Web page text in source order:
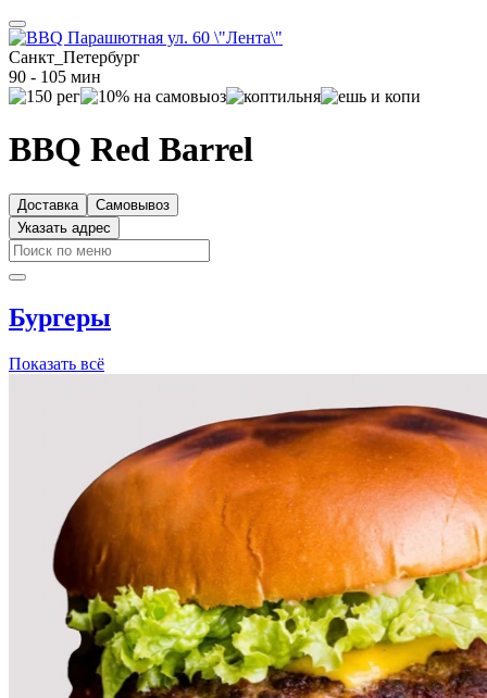
Санкт_Петербург
90 - 105 мин
BBQ Red Barrel
Доставка
Самовывоз
Указать адрес
Бургеры
Показать всё